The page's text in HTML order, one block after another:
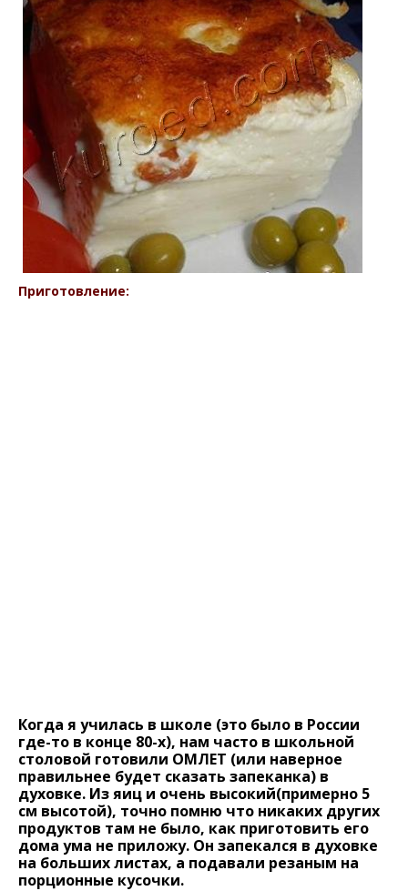
Приготовление:
Когда я училась в школе (это было в России
где-то в конце 80-х), нам часто в школьной
столовой готовили ОМЛЕТ (или наверное
правильнее будет сказать запеканка) в
духовке. Из яиц и очень высокий(примерно 5
см высотой), точно помню что никаких других
продуктов там не было, как приготовить его
дома ума не приложу. Он запекался в духовке
на больших листах, а подавали резаным на
порционные кусочки.